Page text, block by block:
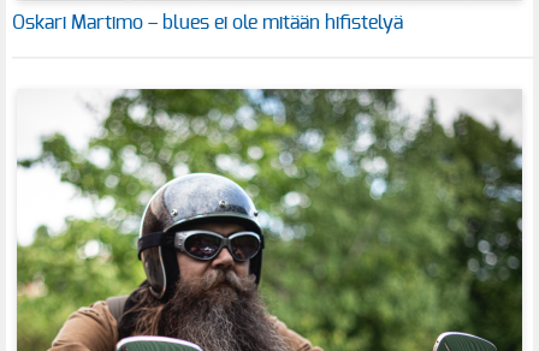
Oskari Martimo – blues ei ole mitään hifistelyä